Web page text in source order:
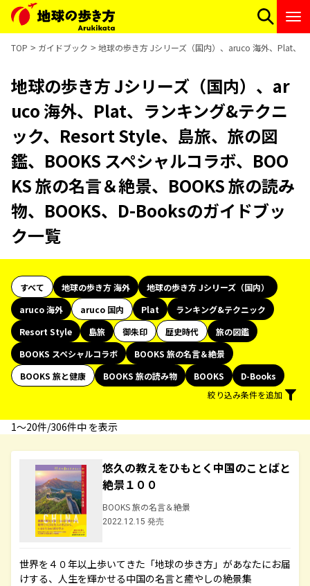
TOP ガイドブック 地球の歩き方 Jシリーズ（国内）、aruco 海外、Plat、
地球の歩き方 Jシリーズ（国内）、ar
uco 海外、Plat、ランキング&テクニ
ック、Resort Style、島旅、旅の図
鑑、BOOKS スペシャルコラボ、BOO
KS 旅の名言＆絶景、BOOKS 旅の読み
物、BOOKS、D-Booksのガイドブッ
ク一覧
すべて 地球の歩き方 海外
地球の歩き方 Jシリーズ（国内）
aruco 海外
aruco 国内 Plat
ランキング&テクニック
Resort Style
島旅 御朱印 歴史時代
旅の図鑑
BOOKS スペシャルコラボ
BOOKS 旅の名言＆絶景
BOOKS 旅と健康
BOOKS 旅の読み物 BOOKS
D-Books
絞り込み条件を追加
1〜20件/306件中 を表示
悠久の教えをひもとく中国のことばと
絶景１００
BOOKS 旅の名言＆絶景
2022.12.15 発売
世界を４０年以上歩いてきた「地球の歩き方」があなたにお届
けする、人生を輝かせる中国の名言と癒やしの絶景集